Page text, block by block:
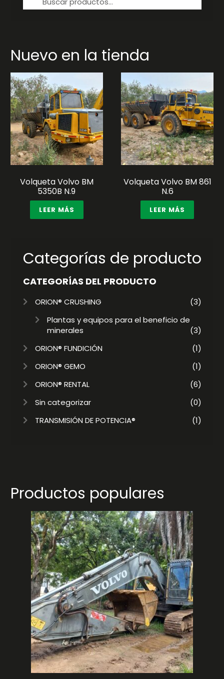
por:
Nuevo en la tienda
Volqueta Volvo BM
5350B N.9
LEER MÁS
Volqueta Volvo BM 861
N.6
LEER MÁS
Categorías de producto
CATEGORÍAS DEL PRODUCTO
ORION® CRUSHING
(3)
Plantas y equipos para el beneficio de
minerales
(3)
ORION® FUNDICIÓN
(1)
ORION® GEMO
(1)
ORION® RENTAL
(6)
Sin categorizar
(0)
TRANSMISIÓN DE POTENCIA®
(1)
Productos populares